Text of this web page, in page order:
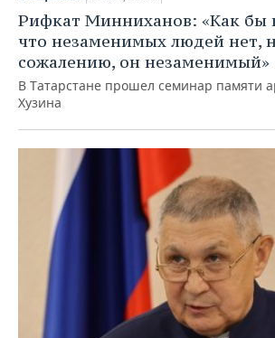
Рифкат Минниханов: «Как бы
что незаменимых людей нет,
сожалению, он незаменимый»
В Татарстане прошел семинар памяти
Хузина